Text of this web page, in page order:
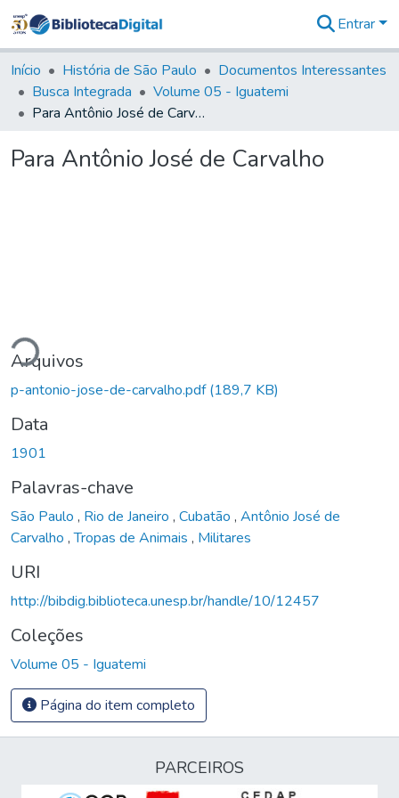
&
Coleções
Tudo na
Biblioteca
Estatísticas
Entrar
Início História de São Paulo
Documentos Interessantes
Busca Integrada
Volume 05 - Iguatemi
Para Antônio José de Carvalho
Para Antônio José de Carvalho
Arquivos
p-antonio-jose-de-carvalho.pdf(189,7 KB)
Data
1901
Palavras-chave
São Paulo , Rio de Janeiro , Cubatão , Antônio José de
Carvalho ,Tropas de Animais , Militares
URI
http://bibdig.biblioteca.unesp.br/handle/10/12457
Coleções
Volume 05 - Iguatemi
Página do item completo
PARCEIROS